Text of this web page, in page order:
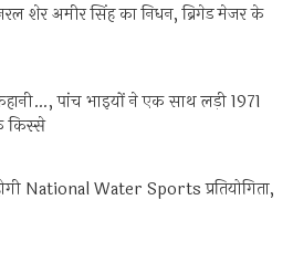
शेर अमीर सिंह का निधन, ब्रिगेड मेजर के
पांच भाइयों ने एक साथ लड़ी 1971
किस्से
National Water Sports प्रतियोगिता,